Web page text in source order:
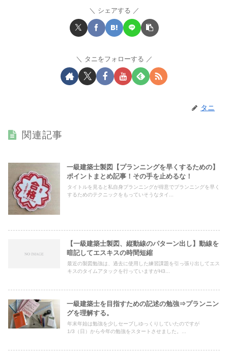
シェアする
タニをフォローする
タニ
関連記事
一級建築士製図【プランニングを早くするための】
ポイントまとめ記事！その手を止めるな！
タイトルを見ると私自身プランニングが得意でプランニングを早く
するためのテクニックをもっていそうなタイ...
【一級建築士製図、縦動線のパターン出し】動線を
暗記してエスキスの時間短縮
最近の製図勉強は、過去に使用した練習課題を引っ張り出してエス
キスのタイムアタックを行っていますがH3...
一級建築士を目指すための記述の勉強⇒プランニン
グを理解する。
年末年始は勉強を少しセーブしゆっくりしていたのですが
1/3（日）から今年の勉強をスタートさせました。...